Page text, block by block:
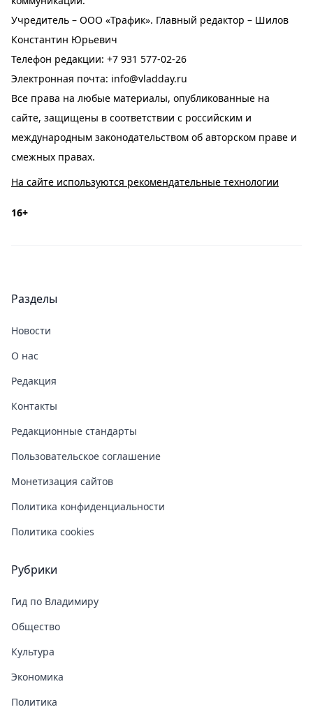
Учредитель – ООО «Трафик». Главный редактор – Шилов
Константин Юрьевич
Телефон редакции: +7 931 577-02-26
Электронная почта: info@vladday.ru
Все права на любые материалы, опубликованные на
сайте, защищены в соответствии с российским и
международным законодательством об авторском праве и
смежных правах.
На сайте используются рекомендательные технологии
16+
Разделы
Новости
О нас
Редакция
Контакты
Редакционные стандарты
Пользовательское соглашение
Монетизация сайтов
Политика конфиденциальности
Политика cookies
Рубрики
Гид по Владимиру
Общество
Культура
Экономика
Политика